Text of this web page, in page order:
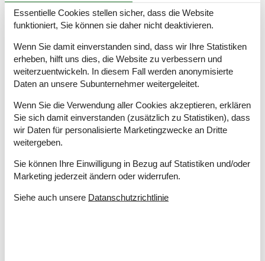
Kostenloser Parkplatz auf dem Gelände
Kugelgrill
Drinnen
Fußbodenheizung im Badezimmer
Kaminofen
Rauchmelder
Elektrogeräte
1 Fernseher
In der Nähe
Entf. zum Wasser/Baden
Essentielle Cookies stellen sicher, dass die Website
funktioniert, Sie können sie daher nicht deaktivieren.
Wenn Sie damit einverstanden sind, dass wir Ihre Statistiken
erheben, hilft uns dies, die Website zu verbessern und
weiterzuentwickeln. In diesem Fall werden anonymisierte
Daten an unsere Subunternehmer weitergeleitet.
Wenn Sie die Verwendung aller Cookies akzeptieren, erklären
Sie sich damit einverstanden (zusätzlich zu Statistiken), dass
wir Daten für personalisierte Marketingzwecke an Dritte
weitergeben.
Sie können Ihre Einwilligung in Bezug auf Statistiken und/oder
Marketing jederzeit ändern oder widerrufen.
Siehe auch unsere Datanschutzrichtlinie